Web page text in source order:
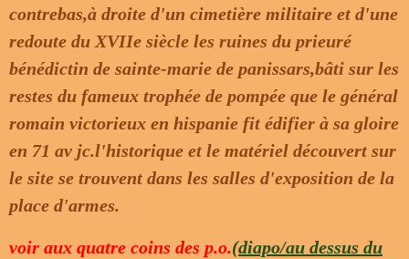
contrebas,à droite d'un cimetière militaire et d'une
redoute du XVIIe siècle les ruines du prieuré
bénédictin de sainte-marie de panissars,bâti sur les
restes du fameux trophée de pompée que le général
romain victorieux en hispanie fit édifier à sa gloire
en 71 av jc.l'historique et le matériel découvert sur
le site se trouvent dans les salles d'exposition de la
place d'armes.
voir aux quatre coins des p.o.(diapo/au dessus du